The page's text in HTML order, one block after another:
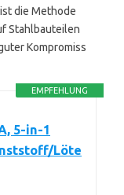
die Methode
Stahlbauteilen
Kompromiss
EMPFEHLUNG
5-in-1
Löte